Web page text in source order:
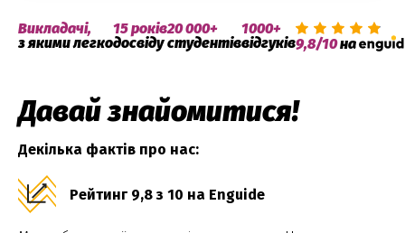
Викладачі,
з якими легко
15 років
досвіду
20 000+
студентів
1000+
відгуків9,8/10на
Давай знайомитися!
Декілька фактів про нас:
Рейтинг 9,8 з 10 на Enguide